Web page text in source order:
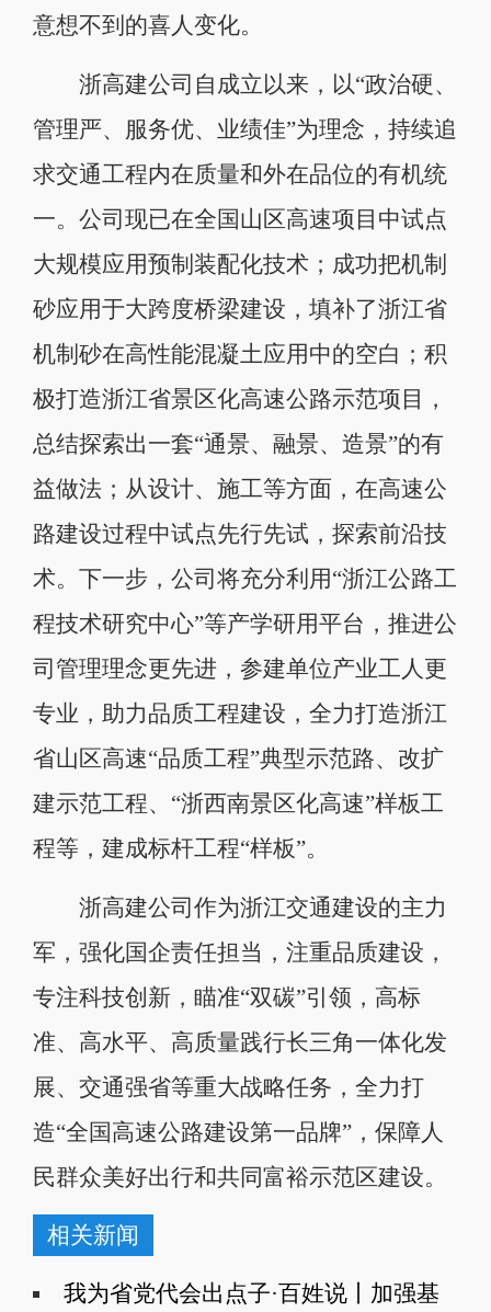
意想不到的喜人变化。
浙高建公司自成立以来，以“政治硬、
管理严、服务优、业绩佳”为理念，持续追
求交通工程内在质量和外在品位的有机统
一。公司现已在全国山区高速项目中试点
大规模应用预制装配化技术；成功把机制
砂应用于大跨度桥梁建设，填补了浙江省
机制砂在高性能混凝土应用中的空白；积
极打造浙江省景区化高速公路示范项目，
总结探索出一套“通景、融景、造景”的有
益做法；从设计、施工等方面，在高速公
路建设过程中试点先行先试，探索前沿技
术。下一步，公司将充分利用“浙江公路工
程技术研究中心”等产学研用平台，推进公
司管理理念更先进，参建单位产业工人更
专业，助力品质工程建设，全力打造浙江
省山区高速“品质工程”典型示范路、改扩
建示范工程、“浙西南景区化高速”样板工
程等，建成标杆工程“样板”。
浙高建公司作为浙江交通建设的主力
军，强化国企责任担当，注重品质建设，
专注科技创新，瞄准“双碳”引领，高标
准、高水平、高质量践行长三角一体化发
展、交通强省等重大战略任务，全力打
造“全国高速公路建设第一品牌”，保障人
民群众美好出行和共同富裕示范区建设。
相关新闻
我为省党代会出点子·百姓说丨加强基